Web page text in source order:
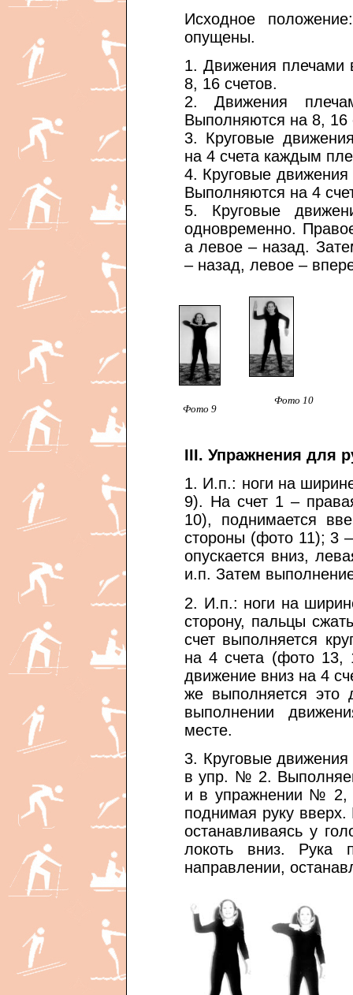
Исходное
опущены.
1. Движения плечами
8, 16 счетов.
2. Движения
Выполняются на 8, 16
3. Круговые
на 4 счета каждым
4. Круговые
Выполняются на 4
5. Круговые
одновременно.
а левое – назад.
– назад, левое –
Фото 9
Фото 10
III. Упражнения для
1. И.п.: ноги на
9). На счет 1 –
10), поднимается
стороны (фото 11); 3
опускается вниз,
и.п. Затем
2. И.п.: ноги на
сторону, пальцы
счет выполняется
на 4 счета (фото 13,
движение вниз на 4
же выполняется
выполнении
месте.
3. Круговые
в упр. № 2.
и в упражнении № 2,
поднимая руку вверх.
останавливаясь у
локоть вниз. Рука
направлении,